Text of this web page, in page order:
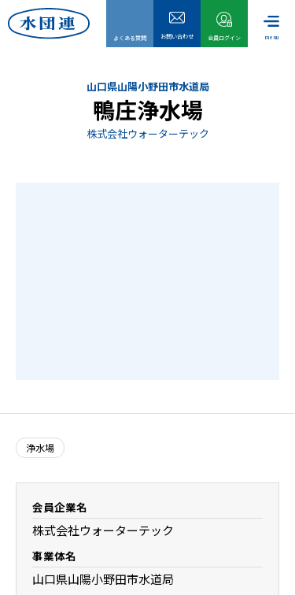
よくある質問 お問い合わせ 会員ログイン menu
山口県山陽小野田市水道局
鴨庄浄水場
株式会社ウォーターテック
浄水場
会員企業名
株式会社ウォーターテック
事業体名
山口県山陽小野田市水道局